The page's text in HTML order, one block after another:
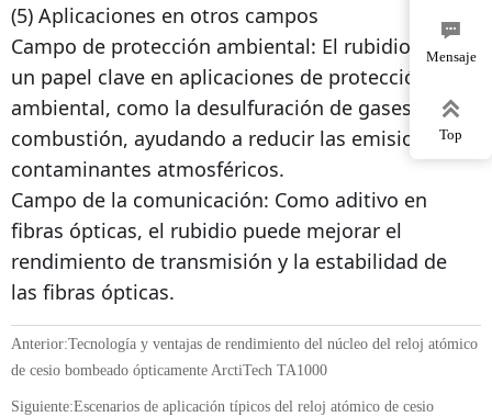
(5) Aplicaciones en otros campos
Campo de protección ambiental: El rubidio juega
un papel clave en aplicaciones de protección
ambiental, como la desulfuración de gases de
combustión, ayudando a reducir las emisiones de
contaminantes atmosféricos.
Campo de la comunicación: Como aditivo en
fibras ópticas, el rubidio puede mejorar el
rendimiento de transmisión y la estabilidad de
las fibras ópticas.
Anterior:Tecnología y ventajas de rendimiento del núcleo del reloj atómico
de cesio bombeado ópticamente ArctiTech TA1000
Siguiente:Escenarios de aplicación típicos del reloj atómico de cesio

Mensaje

Top